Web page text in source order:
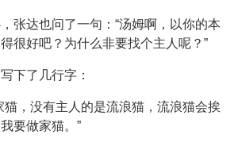
张达也问了一句：“汤姆啊，以你的本
很好吧？为什么非要找个主人呢？”
下了几行字：
猫，没有主人的是流浪猫，流浪猫会挨
要做家猫。”